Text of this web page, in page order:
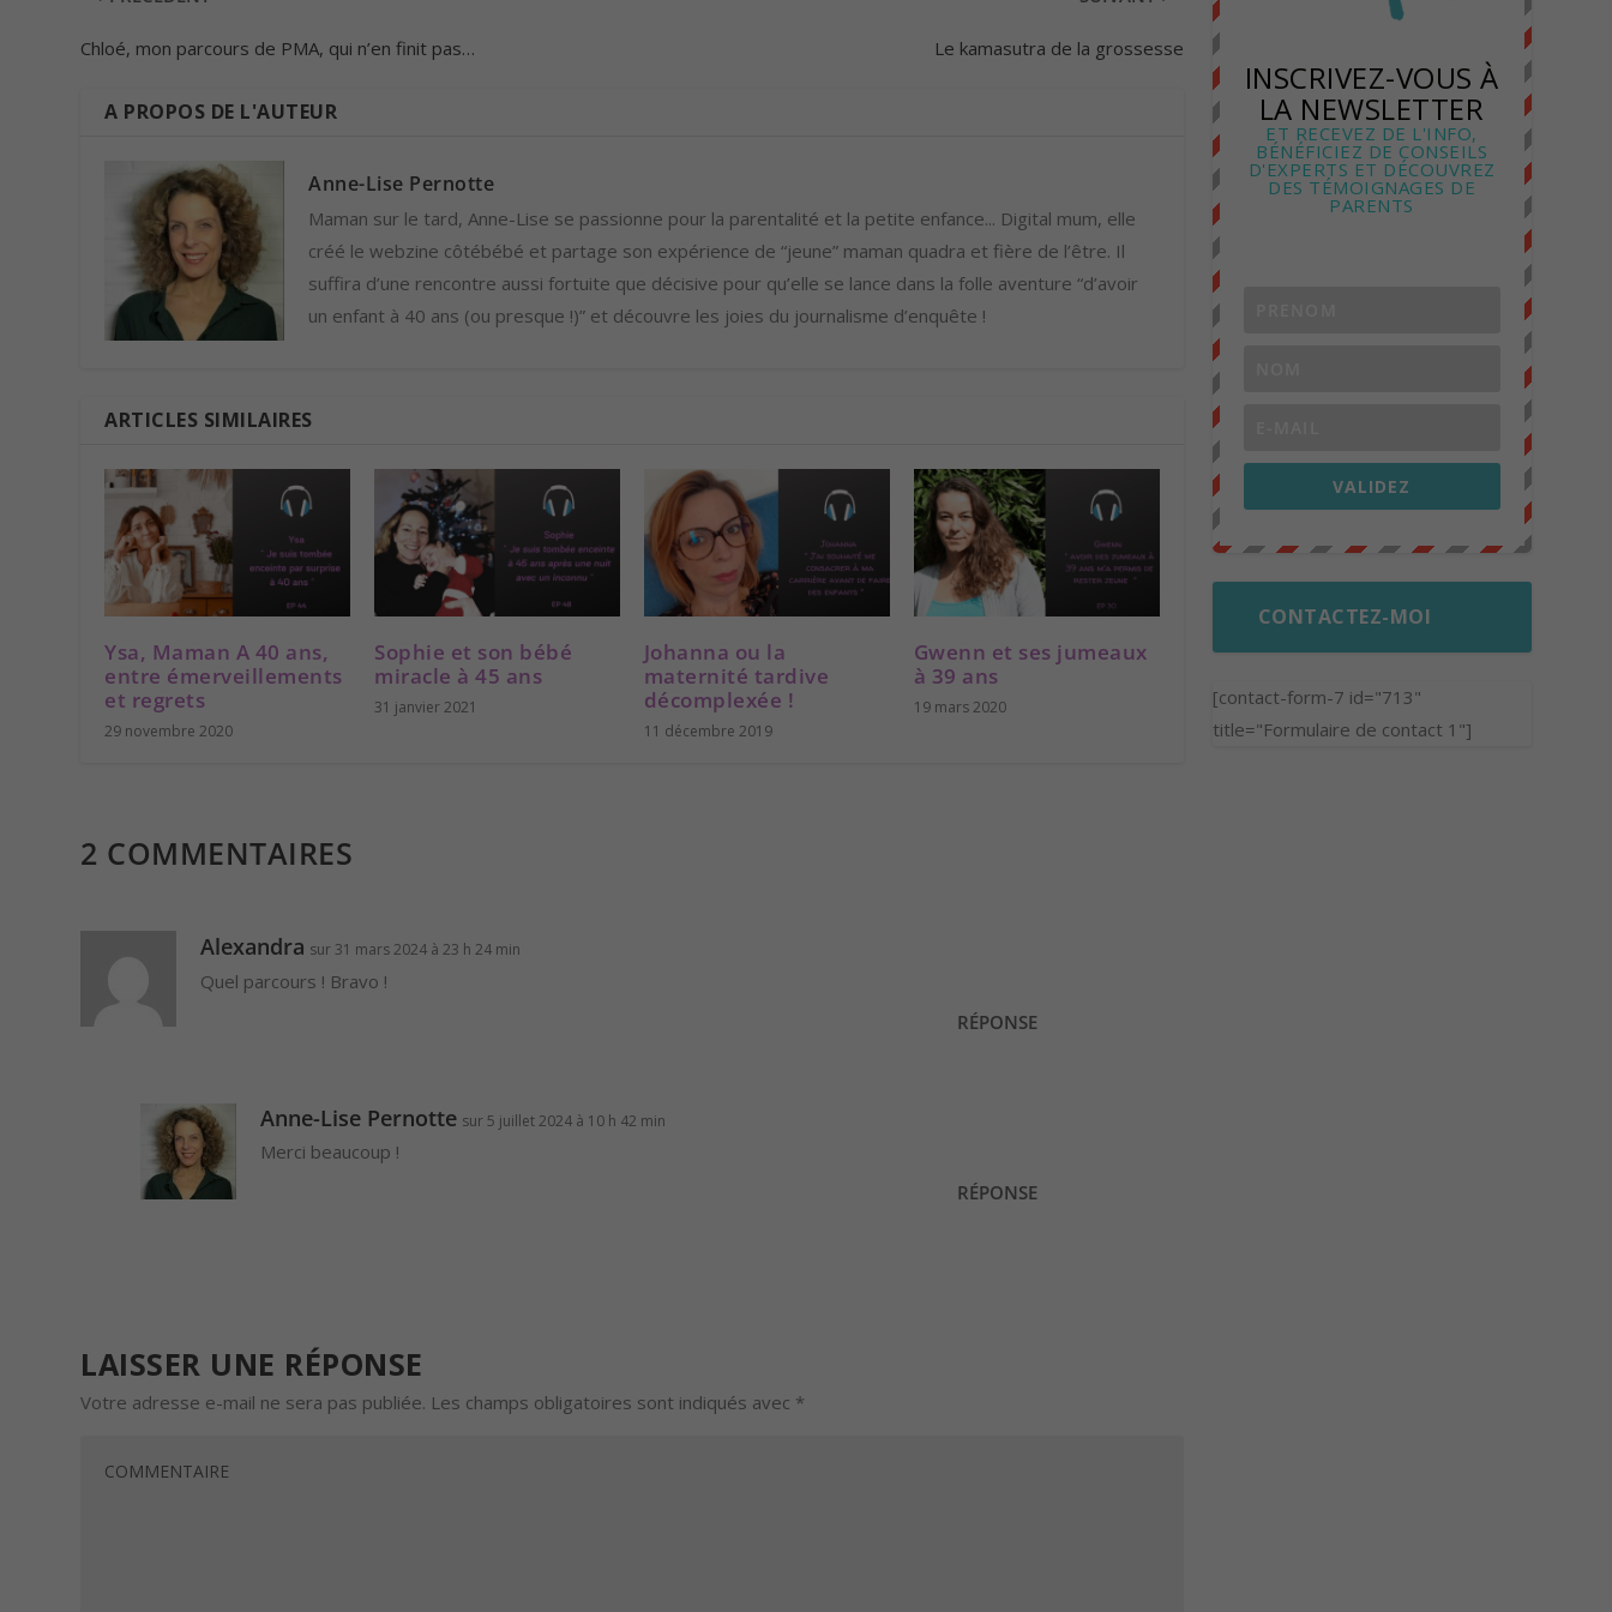
u
u
m
e
Chloé, mon parcours de PMA, qui n’en finit pas… Le kamasutra de la grossesse
A PROPOS DE L'AUTEUR
Anne-Lise Pernotte
Maman sur le tard, Anne-Lise se passionne pour la parentalité et la petite enfance... Digital mum, elle
créé le webzine côtébébé et partage son expérience de “jeune” maman quadra et fière de l’être. Il
suffira d’une rencontre aussi fortuite que décisive pour qu’elle se lance dans la folle aventure “d’avoir
un enfant à 40 ans (ou presque !)” et découvre les joies du journalisme d’enquête !
ARTICLES SIMILAIRES
Ysa, Maman A 40 ans,
entre émerveillements
et regrets
29 novembre 2020
Sophie et son bébé
miracle à 45 ans
31 janvier 2021
Johanna ou la
maternité tardive
décomplexée !
11 décembre 2019
Gwenn et ses jumeaux
à 39 ans
19 mars 2020
2 COMMENTAIRES
Alexandra sur 31 mars 2024 à 23 h 24 min
Quel parcours ! Bravo !
RÉPONSE
Anne-Lise Pernotte sur 5 juillet 2024 à 10 h 42 min
Merci beaucoup !
RÉPONSE
LAISSER UNE RÉPONSE
Votre adresse e-mail ne sera pas publiée. Les champs obligatoires sont indiqués avec *
INSCRIVEZ-VOUS À
LA NEWSLETTER
ET RECEVEZ DE L'INFO,
BÉNÉFICIEZ DE CONSEILS
D'EXPERTS ET DÉCOUVREZ
DES TÉMOIGNAGES DE
PARENTS
VALIDEZ
CONTACTEZ-MOI
[contact-form-7 id="713"
title="Formulaire de contact 1"]